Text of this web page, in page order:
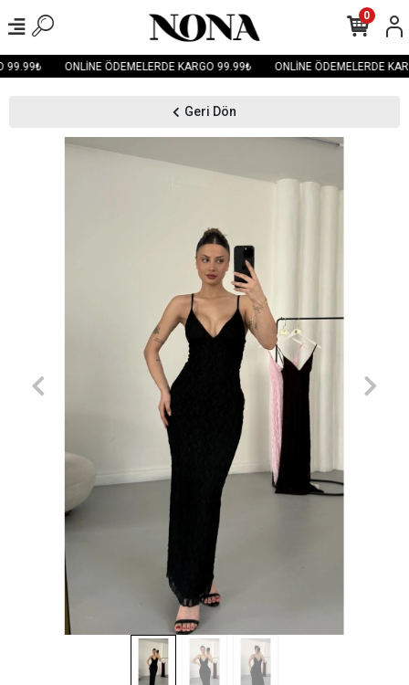
99.99₺ ONLİNE ÖDEMELERDE KARGO 99.99₺ ONLİNE ÖDEMELERDE
0
Geri Dön